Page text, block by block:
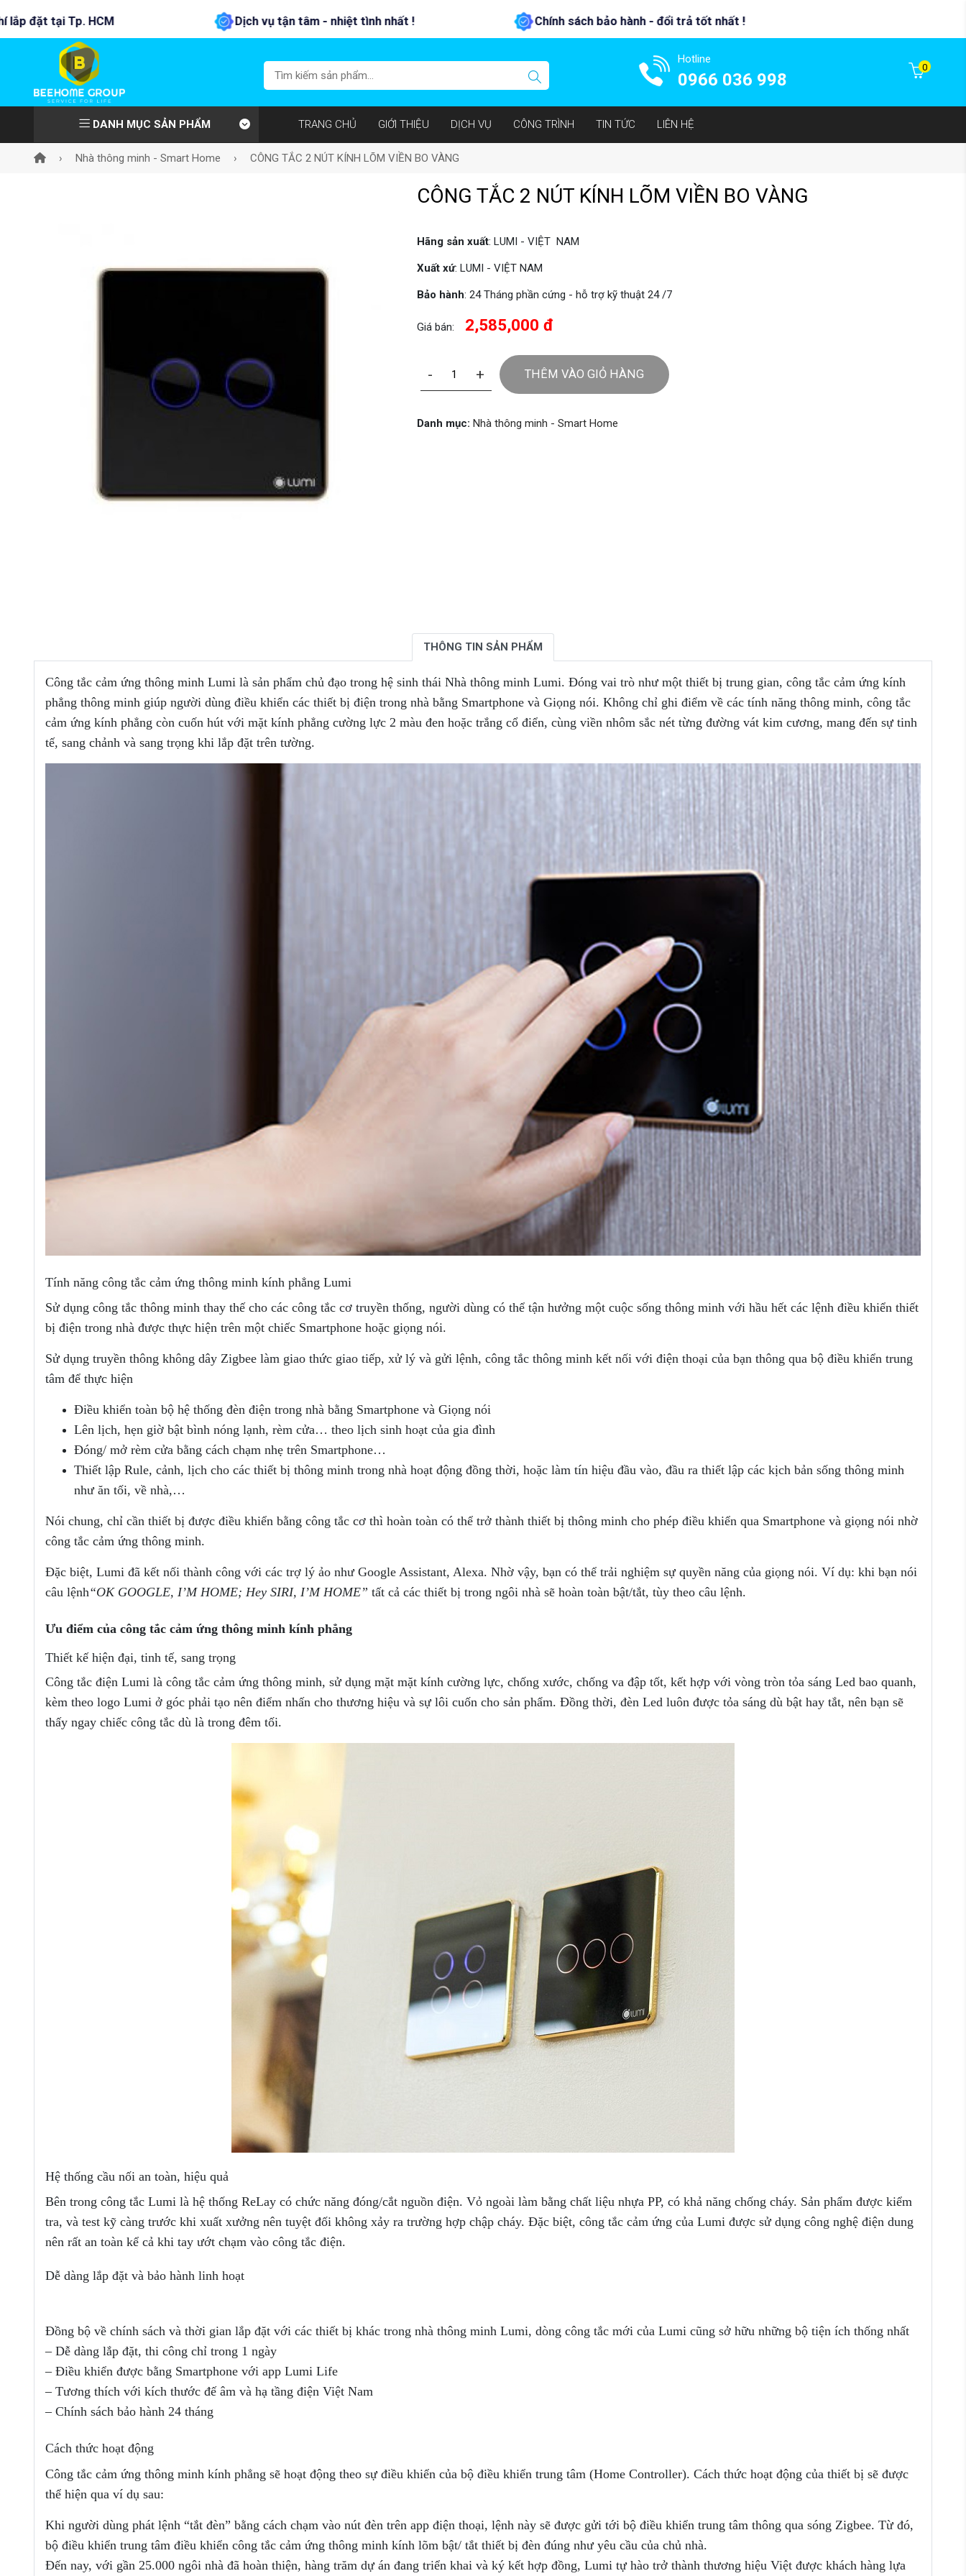
Dịch vụ tận tâm - nhiệt tình nhất ! Chính sách bảo hành - đổi trả tốt nhất !
Hotline
0966 036 998
0
DANH MỤC SẢN PHẨM TRANG CHỦ GIỚI THIỆU DỊCH VỤ CÔNG TRÌNH TIN TỨC LIÊN HỆ
› Nhà thông minh - Smart Home › CÔNG TẮC 2 NÚT KÍNH LÕM VIỀN BO VÀNG
CÔNG TẮC 2 NÚT KÍNH LÕM VIỀN BO VÀNG
Hãng sản xuất: LUMI - VIỆT NAM
Xuất xứ: LUMI - VIỆT NAM
Bảo hành: 24 Tháng phần cứng - hỗ trợ kỹ thuật 24 /7
Giá bán: 2,585,000 đ
- + THÊM VÀO GIỎ HÀNG
Danh mục:Nhà thông minh - Smart Home
THÔNG TIN SẢN PHẨM
Công tắc cảm ứng thông minh Lumi là sản phẩm chủ đạo trong hệ sinh thái Nhà thông minh Lumi. Đóng vai trò như một thiết bị trung gian, công tắc cảm ứng kính
phẳng thông minh giúp người dùng điều khiển các thiết bị điện trong nhà bằng Smartphone và Giọng nói. Không chỉ ghi điểm về các tính năng thông minh, công tắc
cảm ứng kính phẳng còn cuốn hút với mặt kính phẳng cường lực 2 màu đen hoặc trắng cổ điển, cùng viền nhôm sắc nét từng đường vát kim cương, mang đến sự tinh
tế, sang chảnh và sang trọng khi lắp đặt trên tường.
Tính năng công tắc cảm ứng thông minh kính phẳng Lumi
Sử dụng công tắc thông minh thay thế cho các công tắc cơ truyền thống, người dùng có thể tận hưởng một cuộc sống thông minh với hầu hết các lệnh điều khiển thiết
bị điện trong nhà được thực hiện trên một chiếc Smartphone hoặc giọng nói.
Sử dụng truyền thông không dây Zigbee làm giao thức giao tiếp, xử lý và gửi lệnh, công tắc thông minh kết nối với điện thoại của bạn thông qua bộ điều khiển trung
tâm để thực hiện
Điều khiển toàn bộ hệ thống đèn điện trong nhà bằng Smartphone và Giọng nói
Lên lịch, hẹn giờ bật bình nóng lạnh, rèm cửa… theo lịch sinh hoạt của gia đình
Đóng/ mở rèm cửa bằng cách chạm nhẹ trên Smartphone…
Thiết lập Rule, cảnh, lịch cho các thiết bị thông minh trong nhà hoạt động đồng thời, hoặc làm tín hiệu đầu vào, đầu ra thiết lập các kịch bản sống thông minh
như ăn tối, về nhà,…
Nói chung, chỉ cần thiết bị được điều khiển bằng công tắc cơ thì hoàn toàn có thể trở thành thiết bị thông minh cho phép điều khiển qua Smartphone và giọng nói nhờ
công tắc cảm ứng thông minh.
Đặc biệt, Lumi đã kết nối thành công với các trợ lý ảo như Google Assistant, Alexa. Nhờ vậy, bạn có thể trải nghiệm sự quyền năng của giọng nói. Ví dụ: khi bạn nói
câu lệnh“OK GOOGLE, I’M HOME; Hey SIRI, I’M HOME” tất cả các thiết bị trong ngôi nhà sẽ hoàn toàn bật/tắt, tùy theo câu lệnh.
Ưu điểm của công tắc cảm ứng thông minh kính phẳng
Thiết kế hiện đại, tinh tế, sang trọng
Công tắc điện Lumi là công tắc cảm ứng thông minh, sử dụng mặt mặt kính cường lực, chống xước, chống va đập tốt, kết hợp với vòng tròn tỏa sáng Led bao quanh,
kèm theo logo Lumi ở góc phải tạo nên điểm nhấn cho thương hiệu và sự lôi cuốn cho sản phẩm. Đồng thời, đèn Led luôn được tỏa sáng dù bật hay tắt, nên bạn sẽ
thấy ngay chiếc công tắc dù là trong đêm tối.
Hệ thống cầu nối an toàn, hiệu quả
Bên trong công tắc Lumi là hệ thống ReLay có chức năng đóng/cắt nguồn điện. Vỏ ngoài làm bằng chất liệu nhựa PP, có khả năng chống cháy. Sản phẩm được kiểm
tra, và test kỹ càng trước khi xuất xưởng nên tuyệt đối không xảy ra trường hợp chập cháy. Đặc biệt, công tắc cảm ứng của Lumi được sử dụng công nghệ điện dung
nên rất an toàn kể cả khi tay ướt chạm vào công tắc điện.
Dễ dàng lắp đặt và bảo hành linh hoạt
Đồng bộ về chính sách và thời gian lắp đặt với các thiết bị khác trong nhà thông minh Lumi, dòng công tắc mới của Lumi cũng sở hữu những bộ tiện ích thống nhất
– Dễ dàng lắp đặt, thi công chỉ trong 1 ngày
– Điều khiển được bằng Smartphone với app Lumi Life
– Tương thích với kích thước đế âm và hạ tầng điện Việt Nam
– Chính sách bảo hành 24 tháng
Cách thức hoạt động
Công tắc cảm ứng thông minh kính phẳng sẽ hoạt động theo sự điều khiển của bộ điều khiển trung tâm (Home Controller). Cách thức hoạt động của thiết bị sẽ được
thể hiện qua ví dụ sau:
Khi người dùng phát lệnh “tắt đèn” bằng cách chạm vào nút đèn trên app điện thoại, lệnh này sẽ được gửi tới bộ điều khiển trung tâm thông qua sóng Zigbee. Từ đó,
bộ điều khiển trung tâm điều khiển công tắc cảm ứng thông minh kính lõm bật/ tắt thiết bị đèn đúng như yêu cầu của chủ nhà.
Đến nay, với gần 25.000 ngôi nhà đã hoàn thiện, hàng trăm dự án đang triển khai và ký kết hợp đồng, Lumi tự hào trở thành thương hiệu Việt được khách hàng lựa